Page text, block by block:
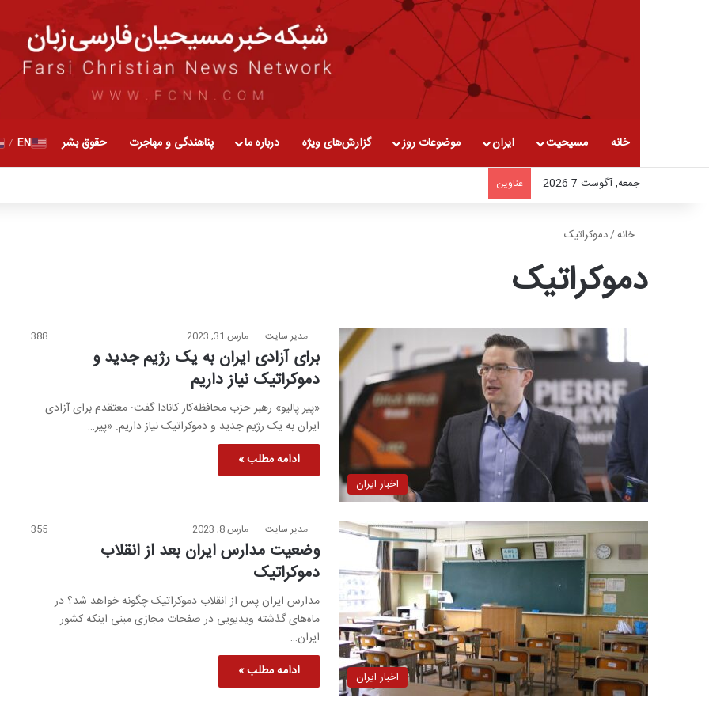
خانه مسیحیت ایران موضوعات روز گزارش‌های ویژه درباره ما پناهندگی و مهاجرت حقوق بشر EN
/
جمعه, آگوست 7 2026 عناوین
خانه/دموکراتیک
دموکراتیک
اخبار ایران
مدیر سایت مارس 31, 2023 388
برای آزادی ایران به یک رژیم جدید و
دموکراتیک نیاز داریم
«پیر پالیو» رهبر حزب محافظه‌کار کانادا گفت: معتقدم برای آزادی
ایران به یک رژیم جدید و دموکراتیک نیاز داریم. «پیر…
ادامه مطلب »
اخبار ایران
مدیر سایت مارس 8, 2023 355
وضعیت مدارس ایران بعد از انقلاب
دموکراتیک
مدارس ایران پس از انقلاب دموکراتیک چگونه خواهد شد؟ در
ماه‌های گذشته ویدیویی در صفحات مجازی مبنی اینکه کشور
ایران…
ادامه مطلب »